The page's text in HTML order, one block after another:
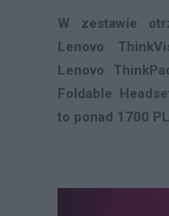
W zestawie
Lenovo
Lenovo
Foldable
to ponad 1700